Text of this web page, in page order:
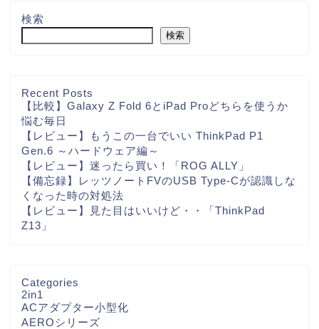
検索
検索
Recent Posts
【比較】Galaxy Z Fold 6とiPad Proどちらを使うか
悩む毎日
【レビュー】もうこの一台でいい ThinkPad P1
Gen.6 ～ハードウェア編～
【レビュー】迷ったら買い！「ROG ALLY」
【備忘録】レッツノートFVのUSB Type-Cが認識しな
くなった時の対処法
【レビュー】見た目はいいけど・・「ThinkPad
Z13」
Categories
2in1
ACアダプター小型化
AEROシリーズ